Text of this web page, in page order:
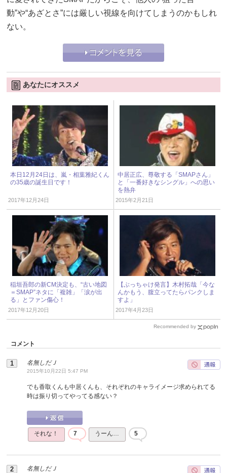
動”や“あざとさ”には厳しい視線を向けてしまうのかもしれ
ない。
あなたにオススメ
本日12月24日は、嵐・相葉雅紀くん
の35歳の誕生日です！
2017年12月24日
中居正広、尊敬する「SMAPさん」
と「一番好きなシングル」への思い
を熱弁
2015年2月21日
稲垣吾郎の新CM決定も、“古い地図
＝SMAP”ネタに「複雑」「涙が出
る」とファン傷心！
2017年12月20日
【ぶっちゃけ発言】木村拓哉「今な
んかもう、腹立ってたらパンクしま
すよ」
2017年4月23日
Recommended by
コメント
名無しだＪ
2015年10月22日 5:47 PM
でも香取くんも中居くんも、それぞれのキャライメージ求められてる
時は振り切ってやってる感ない？
それな！ 7 うーん… 5
名無しだＪ